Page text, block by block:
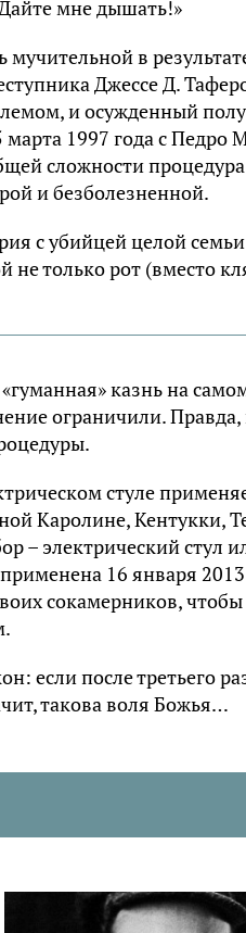
мне дышать!»
в
Джессе Д.
и осужденный
1997 года с Педро
сложности
и безболезненной.
с убийцей целой
только рот (вместо
казнь на
ограничили. Правда,
стуле
Каролине, Кентукки,
– электрический стул
16 января
сокамерников,
если после третьего
такова воля Божья…